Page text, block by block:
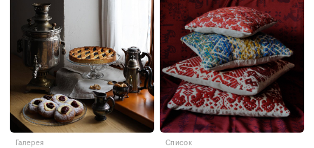
Галерея Список